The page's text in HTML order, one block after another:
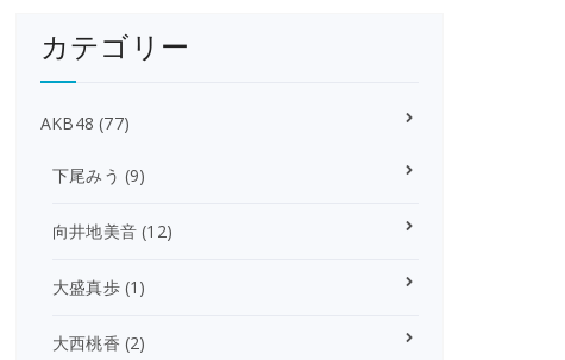
カテゴリー
AKB48 (77)
下尾みう (9)
向井地美音 (12)
大盛真歩(1)
大西桃香 (2)